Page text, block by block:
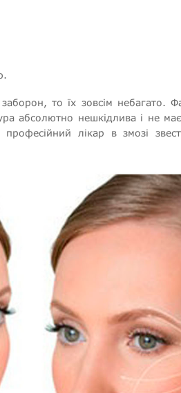
то їх зовсім небагато.
абсолютно нешкідлива і не
лікар в змозі